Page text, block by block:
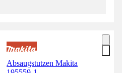
Absaugstutzen Makita